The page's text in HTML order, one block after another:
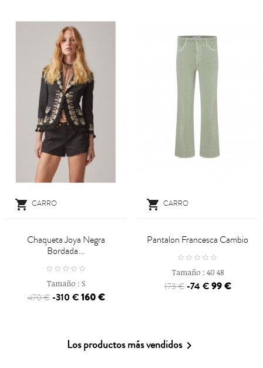
 CARRO
Chaqueta Joya Negra
Bordada...
Tamaño : S
470 € -310 €160 €
 CARRO
Pantalon Francesca Cambio
Tamaño : 40 48
173 € -74 €99 €
Los productos más vendidos